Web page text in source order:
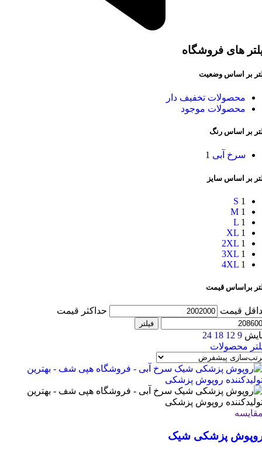
های فروشگاه
بر اساس وضعیت
محصولات تخفیف دار
محصولات موجود
بر اساس رنگ
سرخ آبی 1
بر اساس سایز
S 1
M 1
L 1
XL 1
2XL 1
3XL 1
4XL 1
براساس قیمت
قیمت حداکثر قیمت
فیلتر
9
12
18
24
محصولات
پزشکی شیک